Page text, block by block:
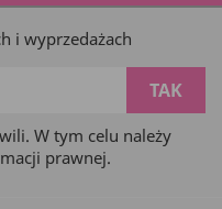
i wyprzedażach
W tym celu należy
prawnej.